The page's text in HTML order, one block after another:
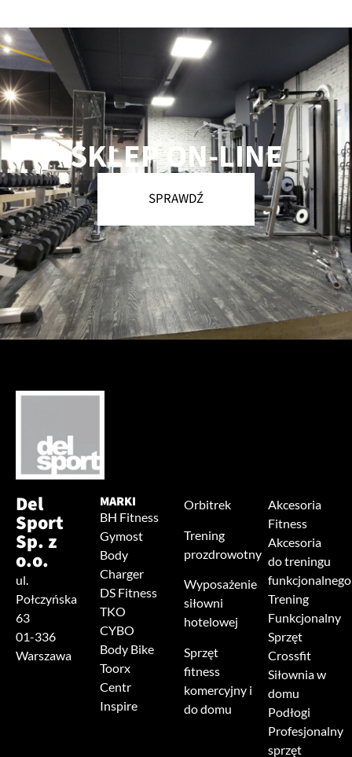
SKLEP ON-LINE
SPRAWDŹ
Del
Sport
Sp. z
o.o.
ul.
Połczyńska
63
01-336
Warszawa
MARKI
BH Fitness
Gymost
Body
Charger
DS Fitness
TKO
CYBO
Body Bike
Toorx
Centr
Inspire
Orbitrek
Trening
prozdrowotny
Wyposażenie
siłowni
hotelowej
Sprzęt
fitness
komercyjny i
do domu
Akcesoria
Fitness
Akcesoria
do treningu
funkcjonalnego
Trening
Funkcjonalny
Sprzęt
Crossfit
Siłownia w
domu
Podłogi
Profesjonalny
sprzęt